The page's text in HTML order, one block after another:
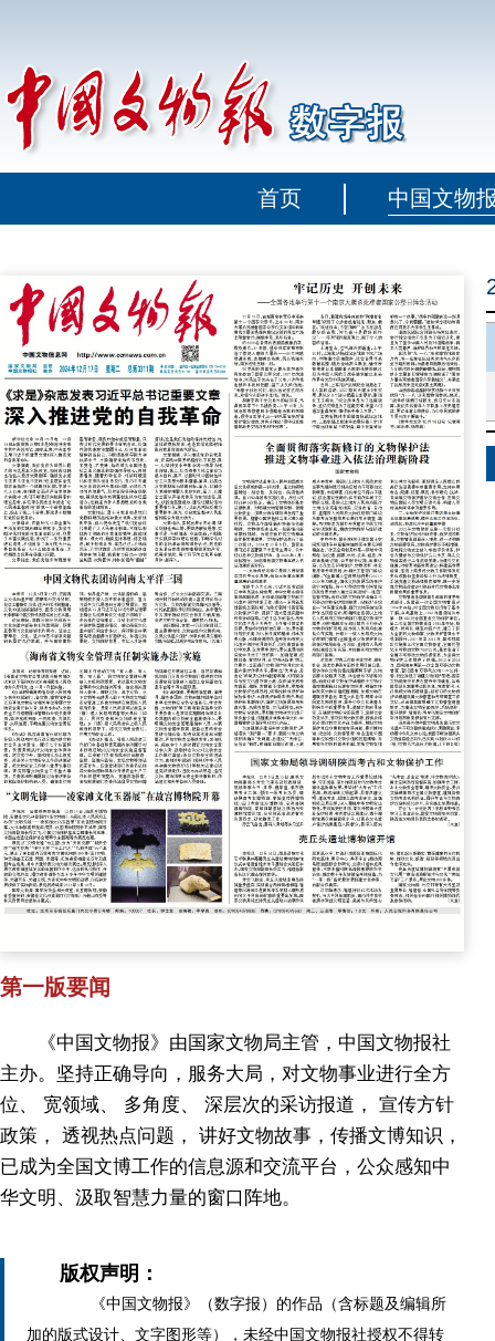
首页 中国文物
第一版要闻
《中国文物报》由国家文物局主管，中国文物报社
主办。坚持正确导向，服务大局，对文物事业进行全方
位、 宽领域、 多角度、 深层次的采访报道， 宣传方针
政策， 透视热点问题， 讲好文物故事，传播文博知识，
已成为全国文博工作的信息源和交流平台，公众感知中
华文明、汲取智慧力量的窗口阵地。
版权声明：
《中国文物报》（数字报）的作品（含标题及编辑所
加的版式设计、文字图形等），未经中国文物报社授权不得转